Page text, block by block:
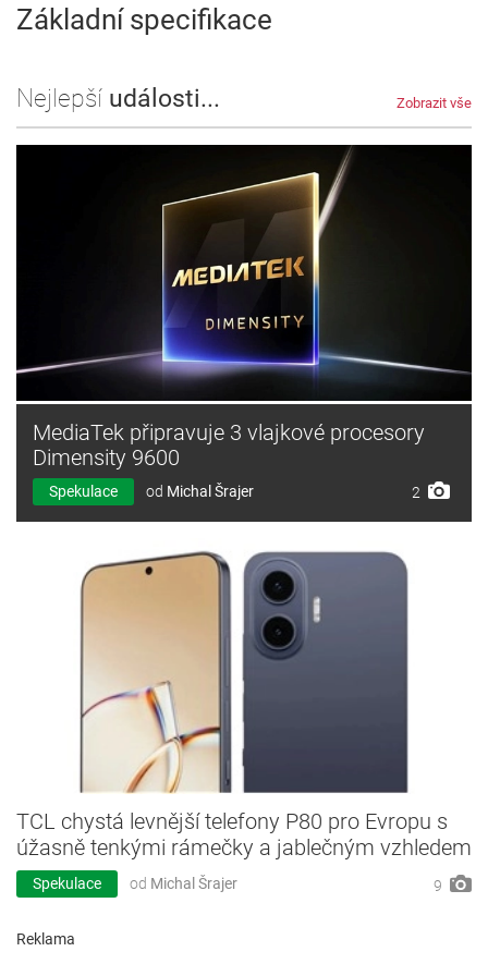
Základní specifikace
Nejlepší události... Zobrazit vše
MediaTek připravuje 3 vlajkové procesory
Dimensity 9600
Spekulace od Michal Šrajer 2
TCL chystá levnější telefony P80 pro Evropu s
úžasně tenkými rámečky a jablečným vzhledem
Spekulace od Michal Šrajer 9
Reklama